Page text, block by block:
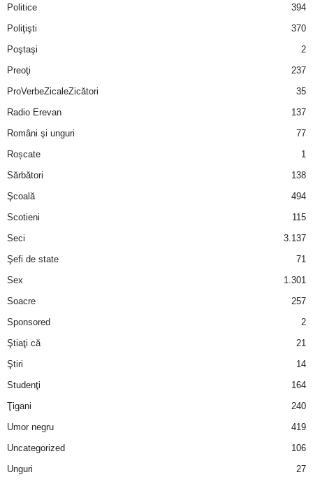
Politice
394
Poliţişti
370
Poştaşi
2
Preoţi
237
ProVerbeZicaleZicători
35
Radio Erevan
137
Români şi unguri
77
Roșcate
1
Sărbători
138
Şcoală
494
Scotieni
115
Seci
3.137
Şefi de state
71
Sex
1.301
Soacre
257
Sponsored
2
Ştiaţi că
21
Ştiri
14
Studenţi
164
Ţigani
240
Umor negru
419
Uncategorized
106
Unguri
27